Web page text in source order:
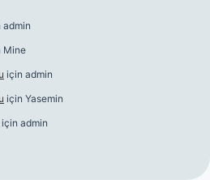
admin
Mine
için admin
için Yasemin
için admin